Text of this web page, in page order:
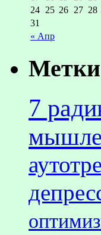
« Апр
24 25 26 27 28
31
Метки
7